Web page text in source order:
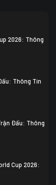
2026: Thông
Thông Tin
Đấu: Thông
Cup 2026: